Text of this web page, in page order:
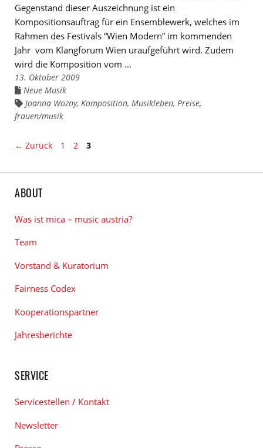
Gegenstand dieser Auszeichnung ist ein
Kompositionsauftrag für ein Ensemblewerk, welches im
Rahmen des Festivals “Wien Modern” im kommenden
Jahr vom Klangforum Wien uraufgeführt wird. Zudem
wird die Komposition vom …
13. Oktober 2009
Links
den
Kategorien
Neue Musik
Links
zu
den
Joanna Wozny, Komposition, Musikleben, Preise,
frauen/musik
← Zurück Seite
1 Seite
2 Seite
3
ABOUT
Was ist mica – music austria?
Team
Vorstand & Kuratorium
Fairness Codex
Kooperationspartner
Jahresberichte
SERVICE
Servicestellen / Kontakt
Newsletter